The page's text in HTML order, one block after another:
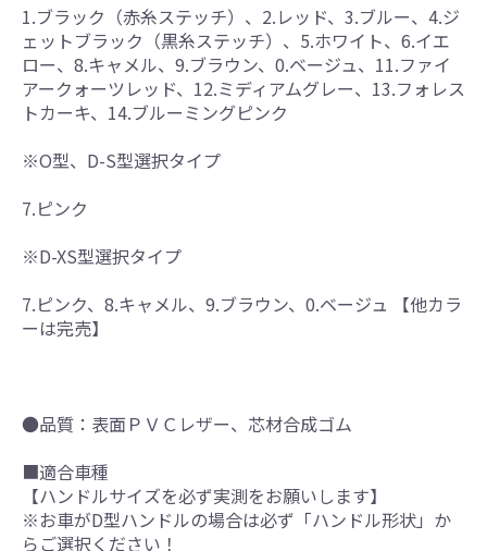
1.ブラック（赤糸ステッチ）、2.レッド、3.ブルー、4.ジ
ェットブラック（黒糸ステッチ）、5.ホワイト、6.イエ
ロー、8.キャメル、9.ブラウン、0.ベージュ、11.ファイ
アークォーツレッド、12.ミディアムグレー、13.フォレス
トカーキ、14.ブルーミングピンク
※O型、D-S型選択タイプ
7.ピンク
※D-XS型選択タイプ
7.ピンク、8.キャメル、9.ブラウン、0.ベージュ 【他カラ
ーは完売】
●品質：表面ＰＶＣレザー、芯材合成ゴム
■適合車種
【ハンドルサイズを必ず実測をお願いします】
※お車がD型ハンドルの場合は必ず「ハンドル形状」か
らご選択ください！